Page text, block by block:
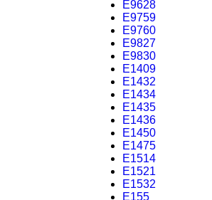
E9628
E9759
E9760
E9827
E9830
E1409
E1432
E1434
E1435
E1436
E1450
E1475
E1514
E1521
E1532
E155